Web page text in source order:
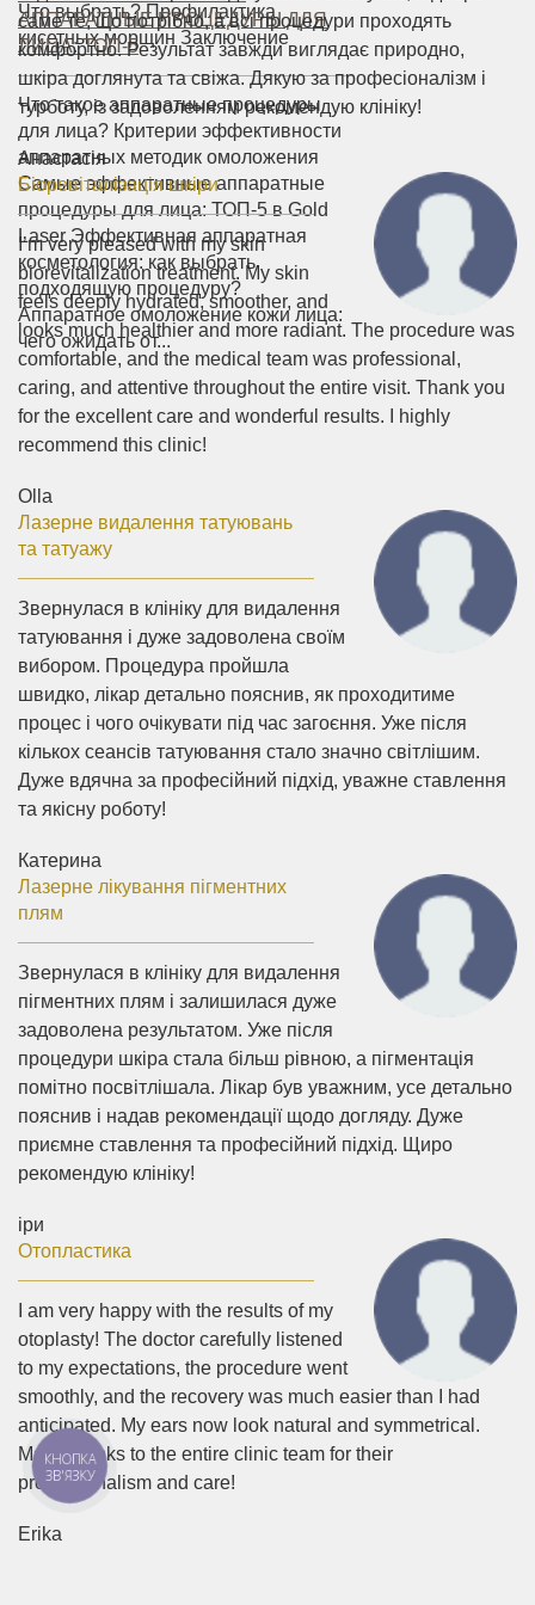
Что выбрать? Профилактика
кисетных морщин Заключение
АППАРАТНЫЕ ПРОЦЕДУРЫ ДЛЯ
ЛИЦА: ТОП-5
Что такое аппаратные процедуры
для лица? Критерии эффективности
аппаратных методик омоложения
Самые эффективные аппаратные
процедуры для лица: ТОП-5 в Gold
Laser Эффективная аппаратная
косметология: как выбрать
подходящую процедуру?
Аппаратное омоложение кожи лица:
чего ожидать от...
саме те, що потрібно, а всі процедури проходять
комфортно. Результат завжди виглядає природно,
шкіра доглянута та свіжа. Дякую за професіоналізм і
турботу, із задоволенням рекомендую клініку!
Анастасія
Біоревіталізація шкіри
I’m very pleased with my skin
biorevitalization treatment. My skin
feels deeply hydrated, smoother, and
looks much healthier and more radiant. The procedure was
comfortable, and the medical team was professional,
caring, and attentive throughout the entire visit. Thank you
for the excellent care and wonderful results. I highly
recommend this clinic!
Olla
Лазерне видалення татуювань
та татуажу
Звернулася в клініку для видалення
татуювання і дуже задоволена своїм
вибором. Процедура пройшла
швидко, лікар детально пояснив, як проходитиме
процес і чого очікувати під час загоєння. Уже після
кількох сеансів татуювання стало значно світлішим.
Дуже вдячна за професійний підхід, уважне ставлення
та якісну роботу!
Катерина
Лазерне лікування пігментних
плям
Звернулася в клініку для видалення
пігментних плям і залишилася дуже
задоволена результатом. Уже після
процедури шкіра стала більш рівною, а пігментація
помітно посвітлішала. Лікар був уважним, усе детально
пояснив і надав рекомендації щодо догляду. Дуже
приємне ставлення та професійний підхід. Щиро
рекомендую клініку!
іри
Отопластика
I am very happy with the results of my
otoplasty! The doctor carefully listened
to my expectations, the procedure went
smoothly, and the recovery was much easier than I had
anticipated. My ears now look natural and symmetrical.
Many thanks to the entire clinic team for their
professionalism and care!
Erika
КНОПКА
ЗВ'ЯЗКУ